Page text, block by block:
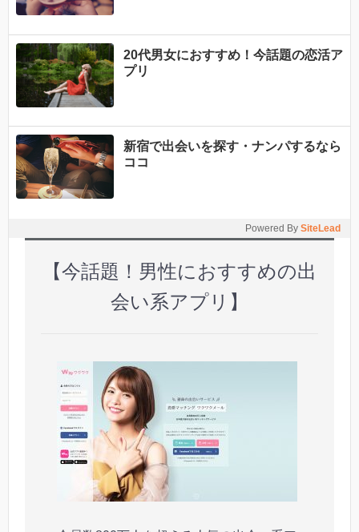
20代男女におすすめ！今話題の恋活ア
プリ
新宿で出会いを探す・ナンパするなら
ココ
Powered By SiteLead
【今話題！男性におすすめの出
会い系アプリ】